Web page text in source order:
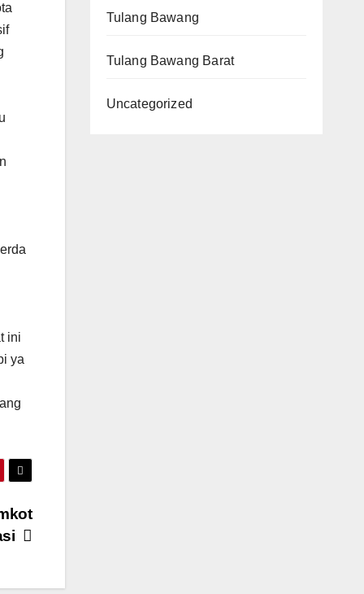
ini
ya
Tulang Bawang
Tulang Bawang Barat
Uncategorized